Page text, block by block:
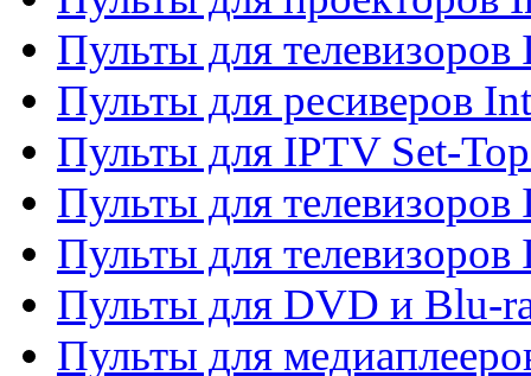
Пульты для
Пульты для ресиверов
Пульты для IPTV Set-
Пульты для телевизоров
Пульты для телевизоров
Пульты для DVD и Blu-
Пульты для